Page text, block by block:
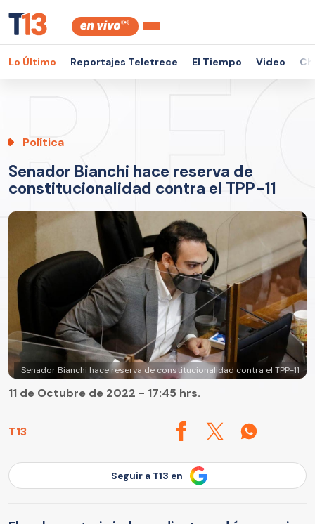
Lo Último Reportajes Teletrece El Tiempo Video
Política
Senador Bianchi hace reserva de
constitucionalidad contra el TPP-11
Senador Bianchi hace reserva de constitucionalidad contra el TPP-11
T13
11 de Octubre de 2022 - 17:45 hrs.
Seguir a T13 en